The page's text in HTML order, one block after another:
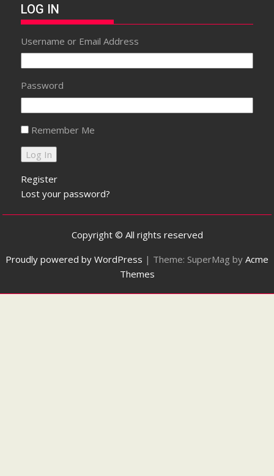
LOG IN
Username or Email Address
Password
Remember Me
Register
Lost your password?
Copyright © All rights reserved
Proudly powered by WordPress | Theme: SuperMag by Acme
Themes